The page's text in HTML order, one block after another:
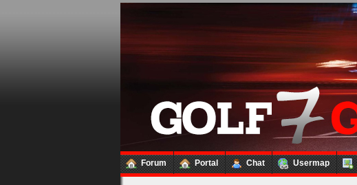
Forum Portal Chat Usermap
Loginbox
Trage
bitte
in
die
nachfolgenden
Felder
Deinen
Benutzernamen
und
Kennwort
ein,
um